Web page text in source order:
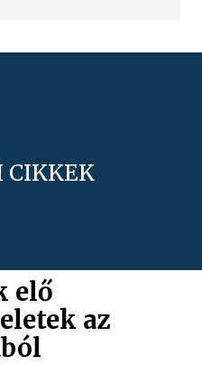
CIKKEK
elő
az